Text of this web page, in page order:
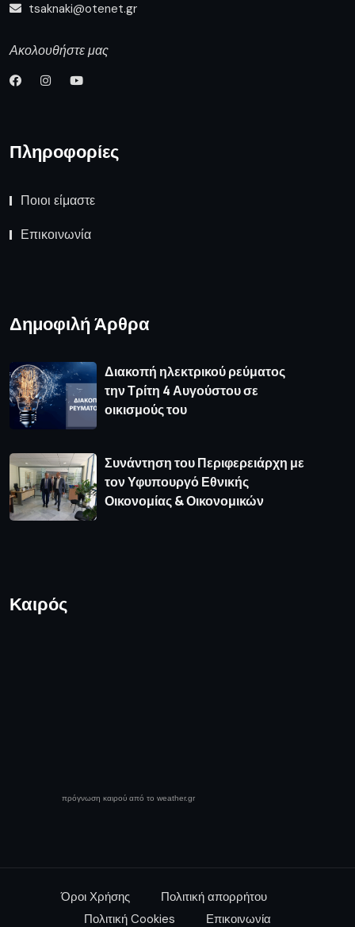
tsaknaki@otenet.gr
Ακολουθήστε μας
Πληροφορίες
Ποιοι είμαστε
Επικοινωνία
Δημοφιλή Άρθρα
Διακοπή ηλεκτρικού ρεύματος
την Τρίτη 4 Αυγούστου σε
οικισμούς του
Συνάντηση του Περιφερειάρχη με
τον Υφυπουργό Εθνικής
Οικονομίας & Οικονομικών
Καιρός
πρόγνωση καιρού από το weather.gr
Όροι Χρήσης
Πολιτική απορρήτου
Πολιτική Cookies
Επικοινωνία